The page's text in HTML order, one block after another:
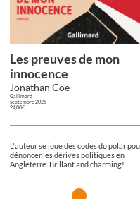
Les preuves de mon
innocence
Jonathan Coe
Gallimard
septembre 2025
24,00€
L'auteur se joue des codes du polar
dénoncer les dérives politiques en
Angleterre. Brillant and charming!